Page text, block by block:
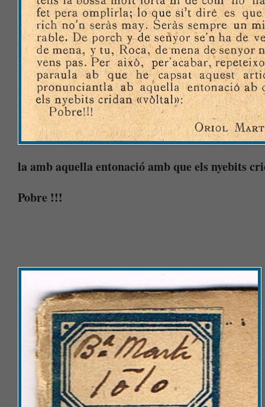
la amb aquella entonació amb que els
Pobre !!!